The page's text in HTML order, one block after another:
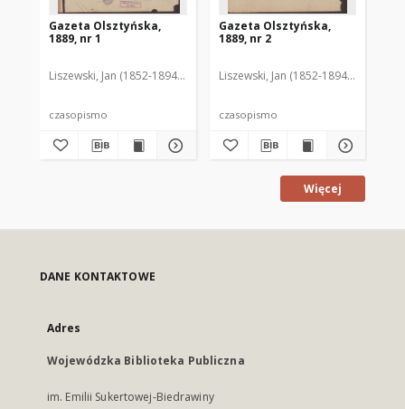
Gazeta Olsztyńska,
1889, nr 1
Liszewski, Jan (1852-1894). Red.
czasopismo
Gazeta Olsztyńska,
1889, nr 2
Liszewski, Jan (1852-1894). Red.
czasopismo
Więcej
DANE KONTAKTOWE
Adres
Wojewódzka Biblioteka Publiczna
im. Emilii Sukertowej-Biedrawiny